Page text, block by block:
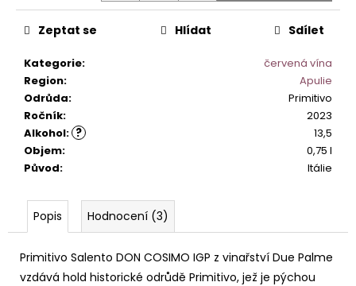
Kategorie:
červená vína
Region:
Apulie
Odrůda:
Primitivo
Ročník: 2023
?
Alkohol:
13,5
Objem:
0,75 l
Původ: Itálie
Zeptat se Hlídat Sdílet
Popis Hodnocení (3)
Primitivo Salento DON COSIMO IGP z vinařství Due Palme
vzdává hold historické odrůdě Primitivo, jež je pýchou
r
u
u
e
m
e
´ABRUZZO
RIPAROSSO
DOC.
295
Kč